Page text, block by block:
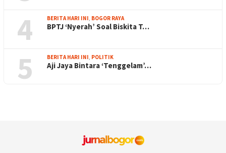
4 BERITA HARI INI, BOGOR RAYA
BPTJ ‘Nyerah’ Soal Biskita T…
5 BERITA HARI INI, POLITIK
Aji Jaya Bintara ‘Tenggelam’…